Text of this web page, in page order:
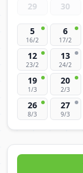
29 30
5
16/2
6
17/2
12
23/2
13
24/2
19
1/3
20
2/3
26
8/3
27
9/3